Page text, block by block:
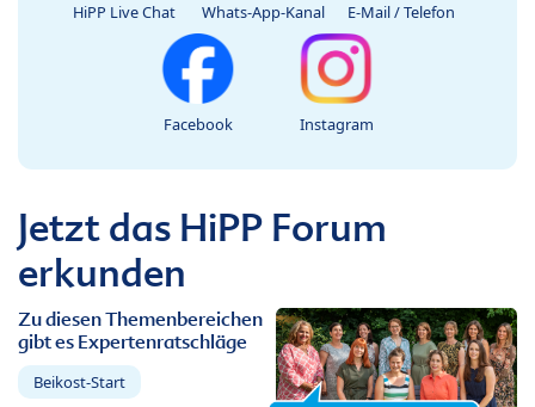
HiPP Live Chat Whats-App-Kanal E-Mail / Telefon
Facebook Instagram
Jetzt das HiPP Forum
erkunden
Zu diesen Themenbereichen
gibt es Expertenratschläge
Beikost-Start